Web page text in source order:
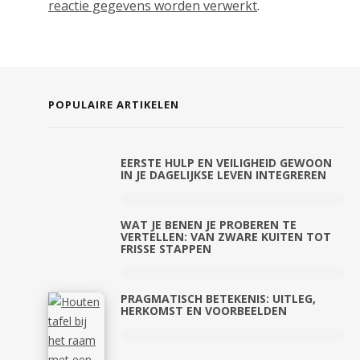
reactie gegevens worden verwerkt.
POPULAIRE ARTIKELEN
EERSTE HULP EN VEILIGHEID GEWOON
IN JE DAGELIJKSE LEVEN INTEGREREN
WAT JE BENEN JE PROBEREN TE
VERTELLEN: VAN ZWARE KUITEN TOT
FRISSE STAPPEN
PRAGMATISCH BETEKENIS: UITLEG,
HERKOMST EN VOORBEELDEN